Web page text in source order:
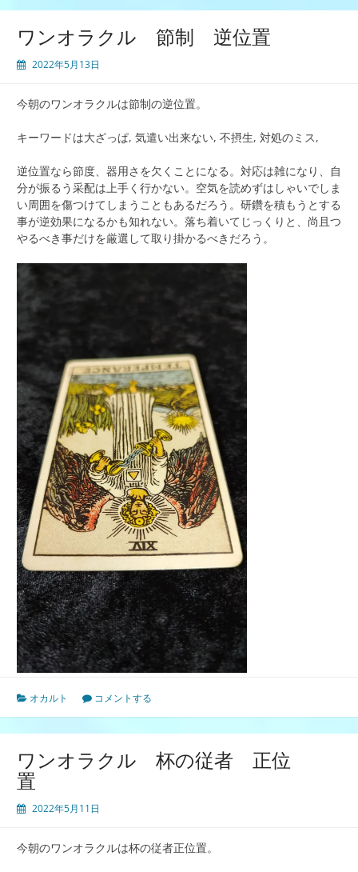
ワンオラクル 節制 逆位置
2022年5月13日
今朝のワンオラクルは節制の逆位置。
キーワードは大ざっぱ, 気遣い出来ない, 不摂生, 対処のミス,
逆位置なら節度、器用さを欠くことになる。対応は雑になり、自
分が振るう采配は上手く行かない。空気を読めずはしゃいでしま
い周囲を傷つけてしまうこともあるだろう。研鑽を積もうとする
事が逆効果になるかも知れない。落ち着いてじっくりと、尚且つ
やるべき事だけを厳選して取り掛かるべきだろう。
オカルト コメントする
ワンオラクル 杯の従者 正位
置
2022年5月11日
今朝のワンオラクルは杯の従者正位置。